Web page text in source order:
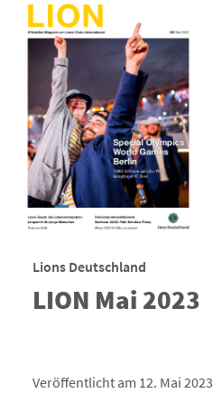
Lions Deutschland
LION Mai 2023
Veröffentlicht am 12. Mai 2023